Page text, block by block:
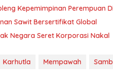
Kepemimpinan Perempuan
Sawit Bersertifikat Global
Negara Seret Korporasi Nakal
Karhutla Mempawah